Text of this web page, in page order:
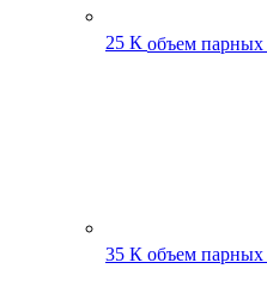
25 К объем парных
35 К объем парных